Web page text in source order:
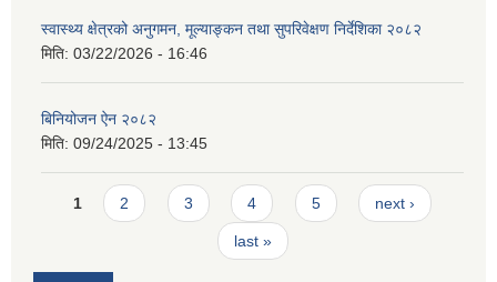
स्वास्थ्य क्षेत्रको अनुगमन, मूल्याङ्कन तथा सुपरिवेक्षण निर्देशिका २०८२
मिति: 03/22/2026 - 16:46
बिनियोजन ऐन २०८२
मिति: 09/24/2025 - 13:45
Pages
1 2 3 4 5 next ›
last »